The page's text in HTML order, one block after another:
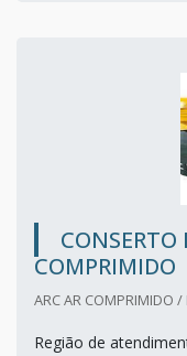
CONSERTO
COMPRIMIDO
ARC AR COMPRIMIDO
Região de